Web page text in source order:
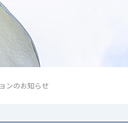
ンのお知らせ